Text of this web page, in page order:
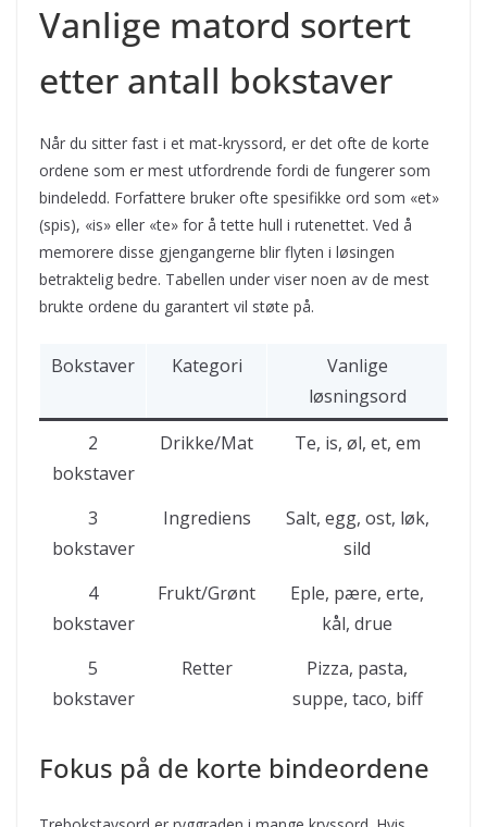
Vanlige matord sortert
etter antall bokstaver
Når du sitter fast i et mat-kryssord, er det ofte de korte
ordene som er mest utfordrende fordi de fungerer som
bindeledd. Forfattere bruker ofte spesifikke ord som «et»
(spis), «is» eller «te» for å tette hull i rutenettet. Ved å
memorere disse gjengangerne blir flyten i løsingen
betraktelig bedre. Tabellen under viser noen av de mest
brukte ordene du garantert vil støte på.
Bokstaver Kategori
Vanlige
løsningsord
2
bokstaver
Drikke/Mat Te, is, øl, et, em
3
bokstaver
Ingrediens
Salt, egg, ost, løk,
sild
4
bokstaver
Frukt/Grønt
Eple, pære, erte,
kål, drue
5
bokstaver
Retter
Pizza, pasta,
suppe, taco, biff
Fokus på de korte bindeordene